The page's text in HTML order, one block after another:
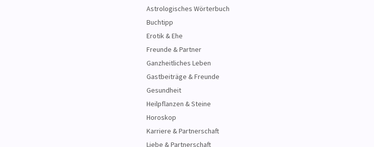
Astrologisches Wörterbuch
Buchtipp
Erotik & Ehe
Freunde & Partner
Ganzheitliches Leben
Gastbeiträge & Freunde
Gesundheit
Heilpflanzen & Steine
Horoskop
Karriere & Partnerschaft
Liebe & Partnerschaft